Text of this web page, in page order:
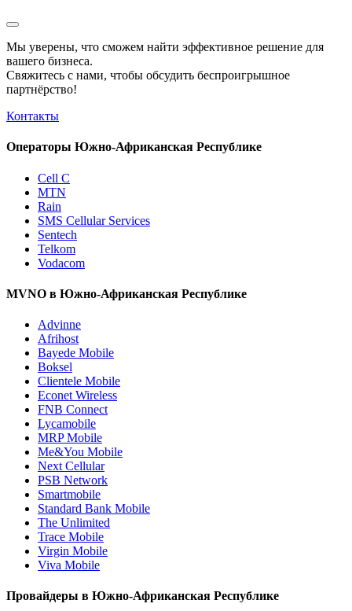
Мы уверены, что сможем найти эффективное решение для
вашего бизнеса.
Свяжитесь с нами, чтобы обсудить беспроигрышное
партнёрство!
Контакты
Операторы Южно-Африканская Республике
Cell C
MTN
Rain
SMS Cellular Services
Sentech
Telkom
Vodacom
MVNO в Южно-Африканская Республике
Advinne
Afrihost
Bayede Mobile
Boksel
Clientele Mobile
Econet Wireless
FNB Connect
Lycamobile
MRP Mobile
Me&You Mobile
Next Cellular
PSB Network
Smartmobile
Standard Bank Mobile
The Unlimited
Trace Mobile
Virgin Mobile
Viva Mobile
Провайдеры в Южно-Африканская Республике